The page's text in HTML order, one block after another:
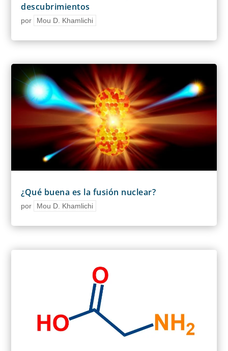
descubrimientos
por Mou D. Khamlichi
¿Qué buena es la fusión nuclear?
por Mou D. Khamlichi